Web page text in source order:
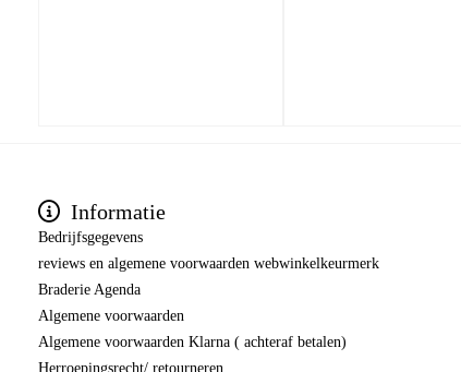
Informatie
Bedrijfsgegevens
reviews en algemene voorwaarden webwinkelkeurmerk
Braderie Agenda
Algemene voorwaarden
Algemene voorwaarden Klarna ( achteraf betalen)
Herroepingsrecht/ retourneren